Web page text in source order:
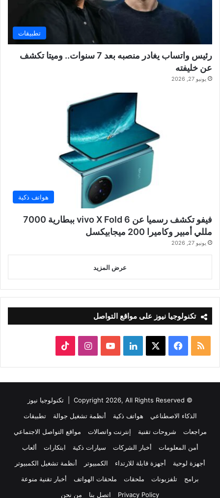
تطبيقات
رئيس واتساب يغادر منصبه بعد 7 سنوات.. وميتا تكشف
عن خليفته
يونيو 27, 2026
هواتف ذكية
فيفو تكشف رسميا عن vivo X Fold 6 ببطارية 7000
مللي أمبير وكاميرا 200 ميجابيكسل
يونيو 27, 2026
عرض المزيد
تكنولوجيا نيوز على مواقع التواصل
ملخص
الموقع
RSS
فيسبوك لينكدإن‫YouTubeانستقرام
© Copyright 2026, All Rights Reserved |
تكنولوجيا نيوز
الذكاء الاصطناعي
هواتف ذكية أنظمة تشغيل جوالة
تطبيقات
مراجعات
شروحات تقنية إنترنت واتصالات
مواقع التواصل الاجتماعي
أمن المعلومات
أخبار الشركات سيارات ذكية ابتكارات
ألعاب
أجهزة لوحية
أجهزة قابلة للارتداء الكمبيوتر
أنظمة تشغيل الكمبيوتر
برامج
تلفزيونات ملحقات ملحقات الهواتف
أخبار تقنية منوعة
Privacy Policy
اتصل بنا من نحن